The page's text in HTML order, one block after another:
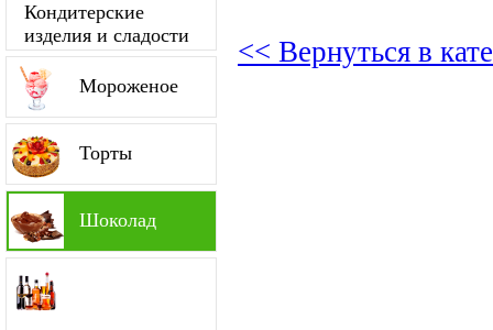
Кондитерские
изделия и сладости
Мороженое
Торты
Шоколад
<< Вернуться в